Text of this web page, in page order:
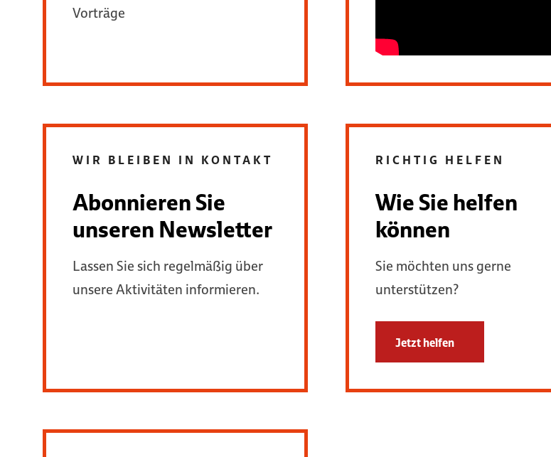
Vorträge
WIR BLEIBEN IN KONTAKT
Abonnieren Sie
unseren Newsletter
Lassen Sie sich regelmäßig über
unsere Aktivitäten informieren.
RICHTIG HELFEN
Wie Sie helfen
können
Sie möchten uns gerne
unterstützen?
Jetzt helfen